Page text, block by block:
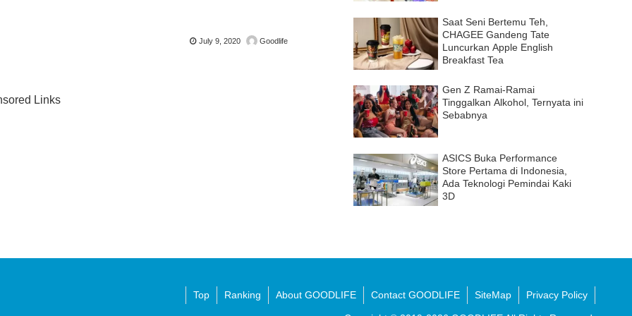
July 9, 2020 Goodlife
Links
Saat Seni Bertemu Teh,
CHAGEE Gandeng Tate
Luncurkan Apple English
Breakfast Tea
Gen Z Ramai-Ramai
Tinggalkan Alkohol, Ternyata ini
Sebabnya
ASICS Buka Performance
Store Pertama di Indonesia,
Ada Teknologi Pemindai Kaki
3D
Top Ranking About GOODLIFE Contact GOODLIFE SiteMap Privacy Policy